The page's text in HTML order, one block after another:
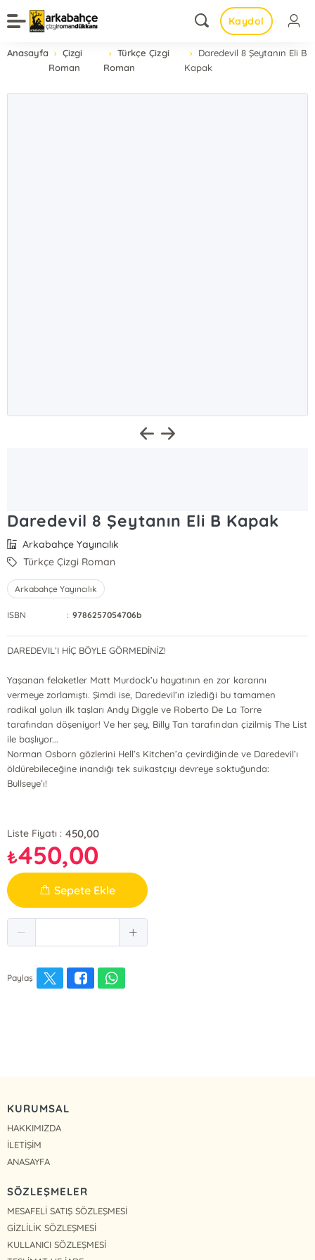
Kaydol
Anasayfa
Çizgi
Roman
Türkçe Çizgi
Roman
Daredevil 8 Şeytanın Eli B
Kapak
Daredevil 8 Şeytanın Eli B Kapak
Arkabahçe Yayıncılık
Türkçe Çizgi Roman
Arkabahçe Yayıncılık
ISBN : 9786257054706b
DAREDEVIL’I HİÇ BÖYLE GÖRMEDİNİZ!
Yaşanan felaketler Matt Murdock’u hayatının en zor kararını
vermeye zorlamıştı. Şimdi ise, Daredevil’ın izlediği bu tamamen
radikal yolun ilk taşları Andy Diggle ve Roberto De La Torre
tarafından döşeniyor! Ve her şey, Billy Tan tarafından çizilmiş The List
ile başlıyor...
Norman Osborn gözlerini Hell’s Kitchen’a çevirdiğinde ve Daredevil’ı
öldürebileceğine inandığı tek suikastçıyı devreye soktuğunda:
Bullseye’ı!
Liste Fiyatı : 450,00
₺450,00
Sepete Ekle
Paylaş
KURUMSAL
HAKKIMIZDA
İLETİŞİM
ANASAYFA
SÖZLEŞMELER
MESAFELİ SATIŞ SÖZLEŞMESİ
GİZLİLİK SÖZLEŞMESİ
KULLANICI SÖZLEŞMESİ